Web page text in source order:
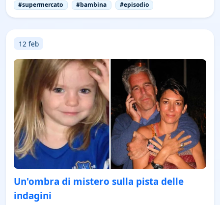
#supermercato #bambina #episodio
12 feb
Un'ombra di mistero sulla pista delle
indagini